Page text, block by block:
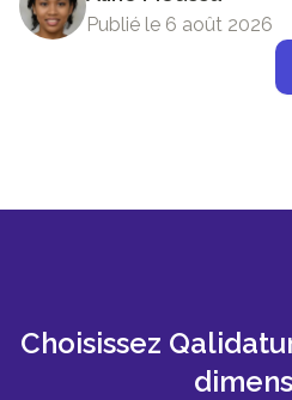
Publié le 6 août 2026
Choisissez